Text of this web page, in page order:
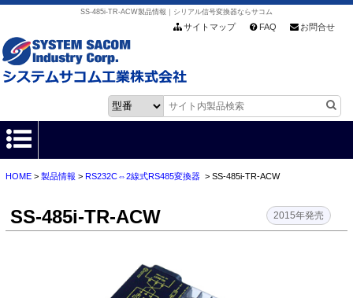
SS-485i-TR-ACW製品情報｜シリアル信号変換器ならサコム
サイトマップ FAQ お問合せ
HOME
お客様サポート
HOME> 製品情報 > RS232C⇔2線式RS485変換器> SS-485i-TR-ACW
SS-485i-TR-ACW 2015年発売